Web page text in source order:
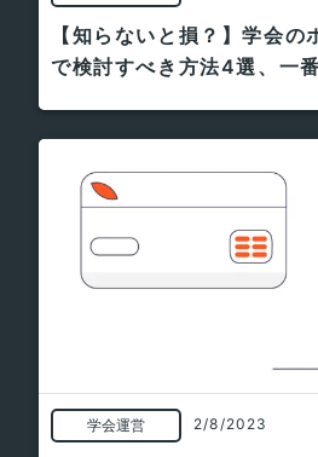
【知らないと損？】学会
で検討すべき方法4選、一
学会運営 2/8/2023